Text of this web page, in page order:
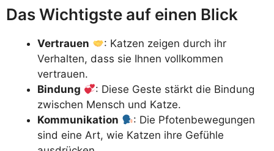
Das Wichtigste auf einen Blick
Vertrauen
: Katzen zeigen durch ihr
Verhalten, dass sie Ihnen vollkommen
vertrauen.
Bindung
: Diese Geste stärkt die Bindung
zwischen Mensch und Katze.
Kommunikation
: Die Pfotenbewegungen
sind eine Art, wie Katzen ihre Gefühle